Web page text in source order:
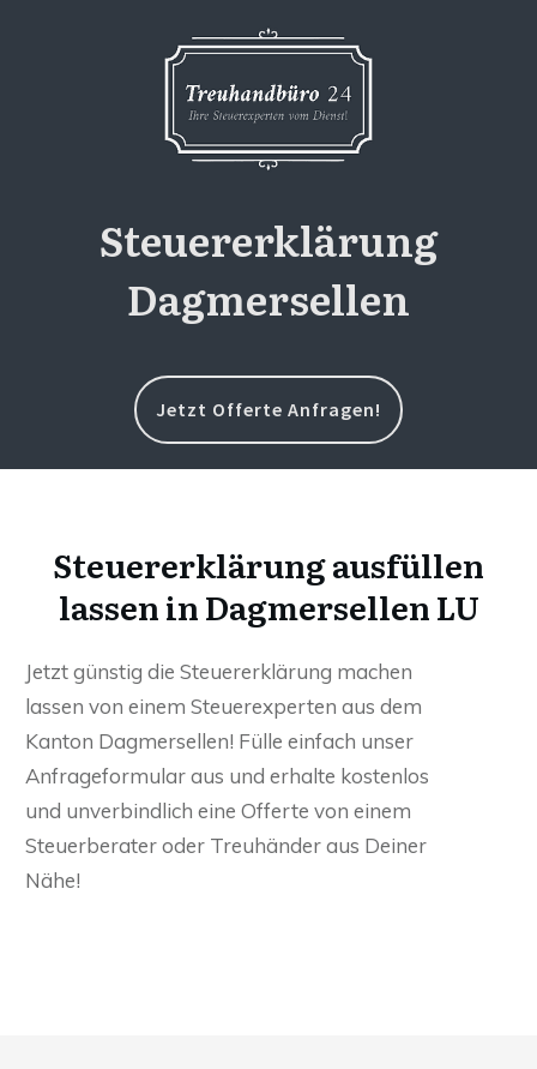
Steuererklärung
Dagmersellen
Jetzt Offerte Anfragen!
Steuererklärung ausfüllen
lassen in Dagmersellen LU
Jetzt günstig die Steuererklärung machen
lassen von einem Steuerexperten aus dem
Kanton Dagmersellen! Fülle einfach unser
Anfrageformular aus und erhalte kostenlos
und unverbindlich eine Offerte von einem
Steuerberater oder Treuhänder aus Deiner
Nähe!